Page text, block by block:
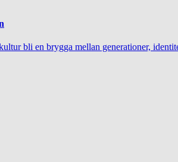
bli en brygga mellan generationer,